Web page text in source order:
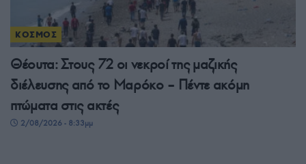
ΚΟΣΜΟΣ
Θέουτα: Στους 72 οι νεκροί της μαζικής
διέλευσης από το Μαρόκο – Πέντε ακόμη
πτώματα στις ακτές
2/08/2026 - 8:33μμ